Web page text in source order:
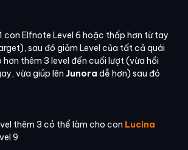
con Elfnote Level 6 hoặc thấp hơn từ tay
sau đó giảm Level của tất cả quái
hơn thêm 3 level đến cuối lượt (vừa hồi
vừa giúp lên Junora dễ hơn) sau đó
thêm 3 có thể làm cho con Lucina
9